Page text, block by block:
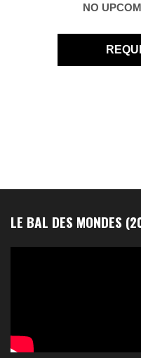
NO
LE BAL DES MONDES